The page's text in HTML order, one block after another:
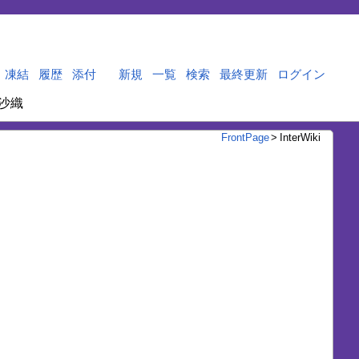
凍結 履歴 添付 新規 一覧 検索 最終更新 ログイン
織
FrontPage> InterWiki